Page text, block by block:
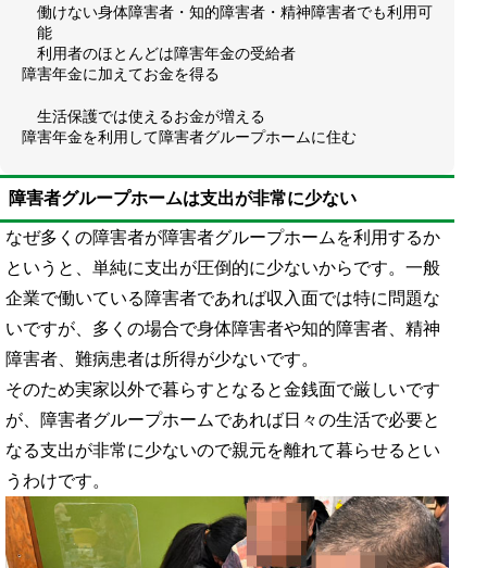
働けない身体障害者・知的障害者・精神障害者でも利用可
能
利用者のほとんどは障害年金の受給者
障害年金に加えてお金を得る
生活保護では使えるお金が増える
障害年金を利用して障害者グループホームに住む
障害者グループホームは支出が非常に少ない
なぜ多くの障害者が障害者グループホームを利用するか
というと、単純に支出が圧倒的に少ないからです。一般
企業で働いている障害者であれば収入面では特に問題な
いですが、多くの場合で身体障害者や知的障害者、精神
障害者、難病患者は所得が少ないです。
そのため実家以外で暮らすとなると金銭面で厳しいです
が、障害者グループホームであれば日々の生活で必要と
なる支出が非常に少ないので親元を離れて暮らせるとい
うわけです。